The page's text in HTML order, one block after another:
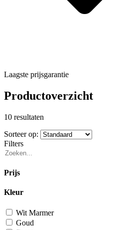
Laagste prijsgarantie
Productoverzicht
10 resultaten
Sorteer op:
Filters
Prijs
Kleur
Wit Marmer
Goud